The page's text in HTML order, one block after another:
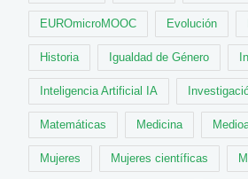
EUROmicroMOOC Evolución
Historia Igualdad de Género
Inteligencia Artificial IA
Matemáticas Medicina
Mujeres Mujeres científicas